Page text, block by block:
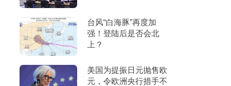
台风“白海豚”再度加
强！登陆后是否会北
上？
美国为提振日元抛售欧
元，令欧洲央行措手不